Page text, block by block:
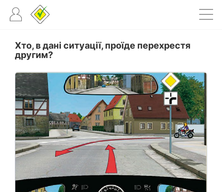
Хто, в дані ситуації, проїде перехрестя
другим?